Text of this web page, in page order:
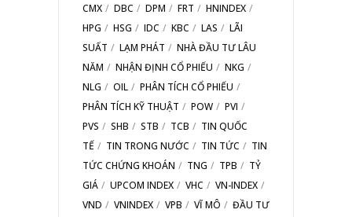
CMX
DBC DPM FRT
HNINDEX
HPG
HSG IDC KBC LAS
LÃI
SUẤT
LẠM PHÁT
NHÀ ĐẦU TƯ LÂU
NĂM
NHẬN ĐỊNH CỔ PHIẾU
NKG
NLG
OIL
PHÂN TÍCH CỔ PHIẾU
PHÂN TÍCH KỸ THUẬT
POW
PVI
PVS
SHB STB TCB
TIN QUỐC
TẾ
TIN TRONG NƯỚC TIN TỨC
TIN
TỨC CHỨNG KHOÁN
TNG TPB
TỶ
GIÁ
UPCOM INDEX VHC
VN-INDEX
VND
VNINDEX VPB VĨ MÔ ĐẦU TƯ